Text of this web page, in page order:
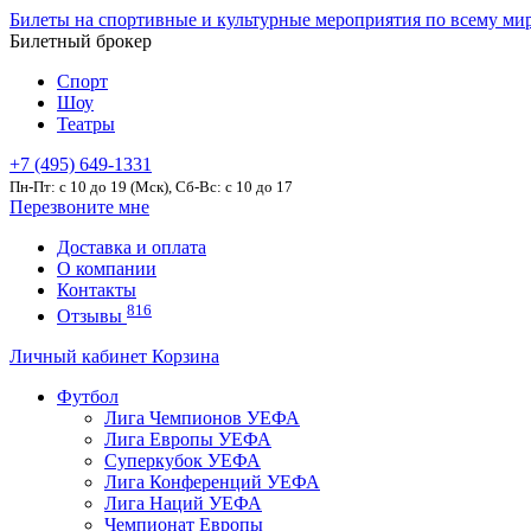
Билеты на спортивные и культурные мероприятия по всему
Билетный брокер
Спорт
Шоу
Театры
+7 (495) 649-1331
Пн-Пт: c 10 до 19 (Мск), Сб-Вс: с 10 до 17
Перезвоните мне
Доставка и оплата
О компании
Контакты
Отзывы 816
Личный кабинет Корзина
Футбол
Лига Чемпионов УЕФА
Лига Европы УЕФА
Суперкубок УЕФА
Лига Конференций УЕФА
Лига Наций УЕФА
Чемпионат Европы